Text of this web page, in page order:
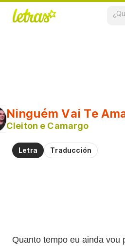
Ninguém Vai Te
Cleiton e Camargo
Letra Traducción
Quanto tempo eu ainda vou
Agregar
favoritos
Agregar
automático